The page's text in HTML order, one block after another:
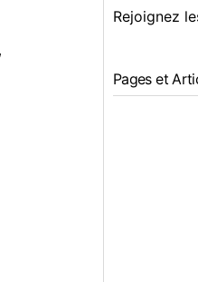
Rejoignez
Pages et